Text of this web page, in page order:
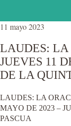
11 mayo 2023
LAUDES:
JUEVES 11
DE LA
LAUDES: LA
MAYO DE 2023 –
PASCUA